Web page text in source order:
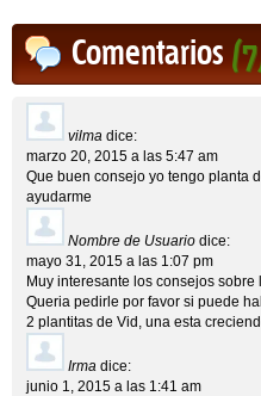
Comentarios
vilma dice:
marzo 20, 2015 a las 5:47 am
Que buen consejo yo tengo planta
ayudarme
Nombre de Usuario dice:
mayo 31, 2015 a las 1:07 pm
Muy interesante los consejos sobre
Queria pedirle por favor si puede
2 plantitas de Vid, una esta
Irma dice:
junio 1, 2015 a las 1:41 am